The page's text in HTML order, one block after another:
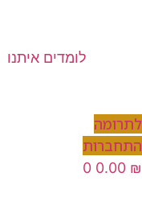
לומדים איתנו
לתרומה
התחברות
0.00 ₪
0